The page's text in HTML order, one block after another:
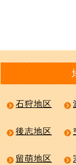
石狩地区
後志地区
留萌地区